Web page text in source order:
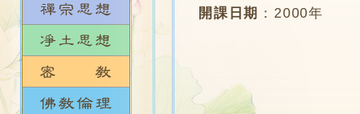
開課日期 ：2000年